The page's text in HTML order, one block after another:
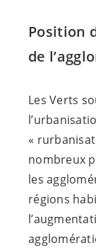
Position
de
Les Verts
«
nombreux
les
régions